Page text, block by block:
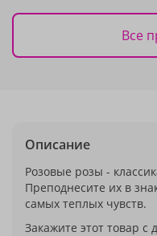
Все
Описание
Розовые розы -
Преподнесите их в
самых теплых чувств.
Закажите этот товар с